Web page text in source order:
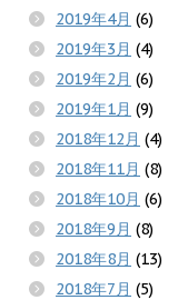
2019年4月 (6)
2019年3月 (4)
2019年2月 (6)
2019年1月 (9)
2018年12月 (4)
2018年11月 (8)
2018年10月 (6)
2018年9月 (8)
2018年8月 (13)
2018年7月 (5)